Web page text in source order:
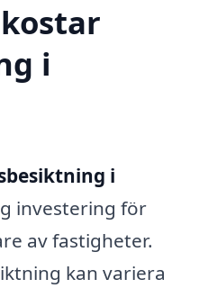
i
i
investering för
av fastigheter.
kan variera